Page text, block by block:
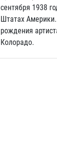
сентября 1938
Штатах
рождения
Колорадо.